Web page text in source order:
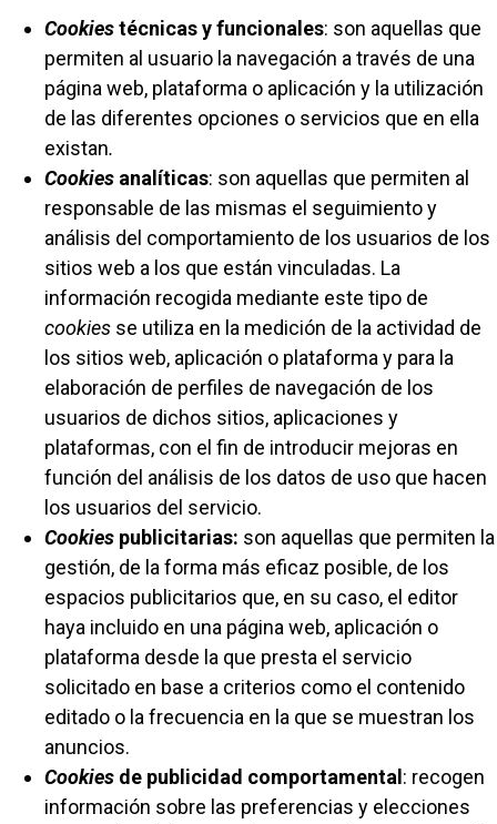
Cookiestécnicas y funcionales: son aquellas que
permiten al usuario la navegación a través de una
página web, plataforma o aplicación y la utilización
de las diferentes opciones o servicios que en ella
existan.
Cookies analíticas: son aquellas que permiten al
responsable de las mismas el seguimiento y
análisis del comportamiento de los usuarios de los
sitios web a los que están vinculadas. La
información recogida mediante este tipo de
cookies se utiliza en la medición de la actividad de
los sitios web, aplicación o plataforma y para la
elaboración de perfiles de navegación de los
usuarios de dichos sitios, aplicaciones y
plataformas, con el fin de introducir mejoras en
función del análisis de los datos de uso que hacen
los usuarios del servicio.
Cookies publicitarias: son aquellas que permiten la
gestión, de la forma más eficaz posible, de los
espacios publicitarios que, en su caso, el editor
haya incluido en una página web, aplicación o
plataforma desde la que presta el servicio
solicitado en base a criterios como el contenido
editado o la frecuencia en la que se muestran los
anuncios.
Cookies de publicidad comportamental : recogen
información sobre las preferencias y elecciones